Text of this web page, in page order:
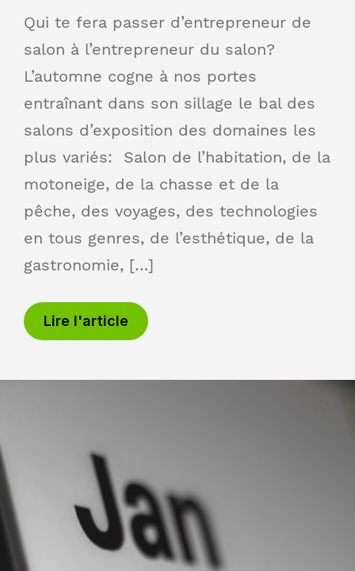
Qui te fera passer d’entrepreneur de
salon à l’entrepreneur du salon?
L’automne cogne à nos portes
entraînant dans son sillage le bal des
salons d’exposition des domaines les
plus variés: Salon de l’habitation, de la
motoneige, de la chasse et de la
pêche, des voyages, des technologies
en tous genres, de l’esthétique, de la
gastronomie, […]
Lire l'article